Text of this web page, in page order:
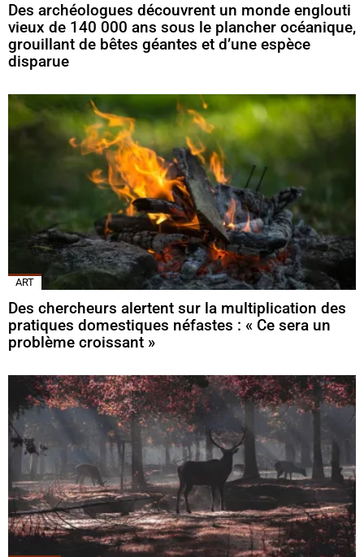
Des archéologues découvrent un monde englouti
vieux de 140 000 ans sous le plancher océanique,
grouillant de bêtes géantes et d’une espèce
disparue
ART
Des chercheurs alertent sur la multiplication des
pratiques domestiques néfastes : « Ce sera un
problème croissant »